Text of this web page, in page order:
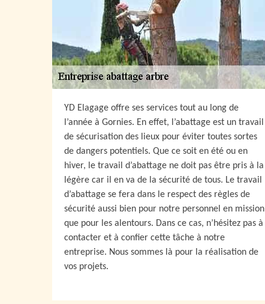
YD Elagage offre ses services tout au long de
l’année à Gornies. En effet, l’abattage est un travail
de sécurisation des lieux pour éviter toutes sortes
de dangers potentiels. Que ce soit en été ou en
hiver, le travail d’abattage ne doit pas être pris à la
légère car il en va de la sécurité de tous. Le travail
d’abattage se fera dans le respect des règles de
sécurité aussi bien pour notre personnel en mission
que pour les alentours. Dans ce cas, n’hésitez pas à
contacter et à confier cette tâche à notre
entreprise. Nous sommes là pour la réalisation de
vos projets.